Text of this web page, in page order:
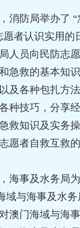
消防局举办了
愿者认识实用的
人员向民防志
急救的基本知
及各种包扎方
种技巧，分享
救知识及实务
愿者自救互救
海事及水务局
域与海事及水
澳门海域与海